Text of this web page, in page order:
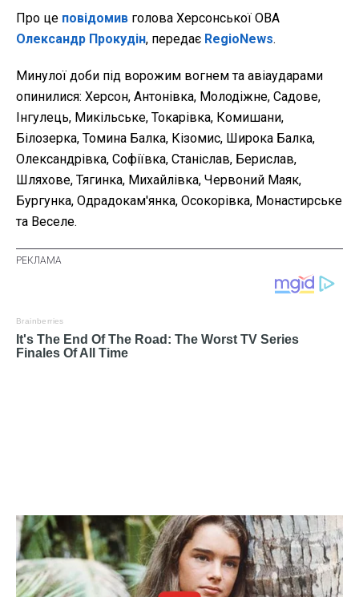
Про це повідомив голова Херсонської ОВА
Олександр Прокудін, передає RegioNews.
Минулої доби під ворожим вогнем та авіаударами
опинилися: Херсон, Антонівка, Молодіжне, Садове,
Інгулець, Микільське, Токарівка, Комишани,
Білозерка, Томина Балка, Кізомис, Широка Балка,
Олександрівка, Софіївка, Станіслав, Берислав,
Шляхове, Тягинка, Михайлівка, Червоний Маяк,
Бургунка, Одрадокам'янка, Осокорівка, Монастирське
та Веселе.